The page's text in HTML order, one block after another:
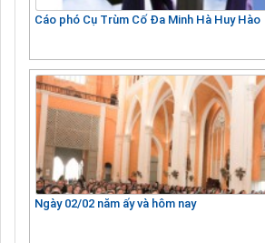
Cáo phó Cụ Trùm Cố Đa Minh Hà Huy Hào
Ngày 02/02 năm ấy và hôm nay